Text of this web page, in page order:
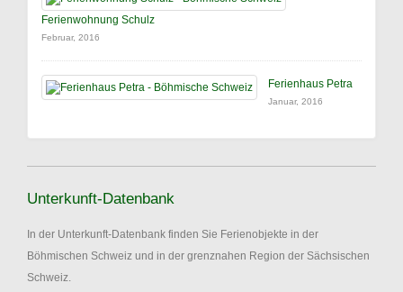
Ferienwohnung Schulz
Februar, 2016
Ferienhaus Petra
Januar, 2016
Unterkunft-Datenbank
In der Unterkunft-Datenbank finden Sie Ferienobjekte in der
Böhmischen Schweiz und in der grenznahen Region der Sächsischen
Schweiz.